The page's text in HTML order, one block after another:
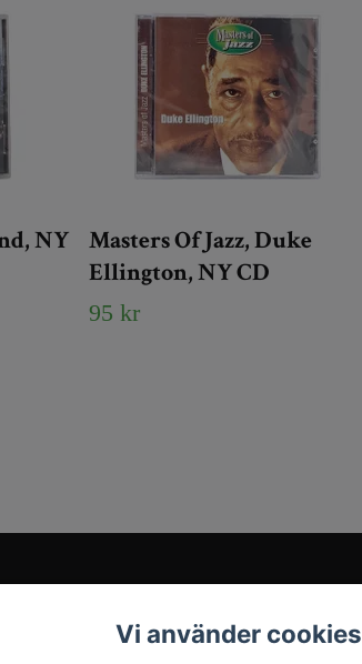
NY
Masters Of Jazz, Duke
Ellington, NY CD
95 kr
Vi använder cookies